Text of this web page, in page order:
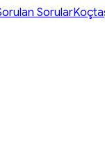
Sorular